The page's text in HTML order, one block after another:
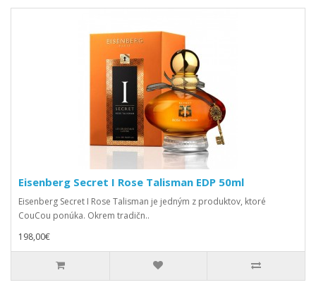
Eisenberg Secret I Rose Talisman EDP 50ml
Eisenberg Secret I Rose Talisman je jedným z produktov, ktoré
CouCou ponúka. Okrem tradičn..
198,00€